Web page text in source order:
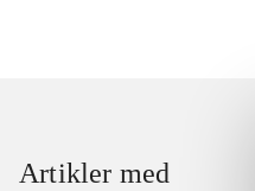
Artikler med